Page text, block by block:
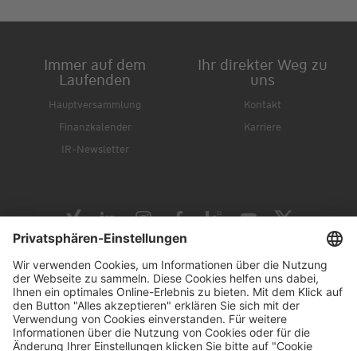
Immer auf dem
Laufenden
Hauptversammlung
Finanzkalender
IR-Newsletter
Ihr direkter Weg zu
uns
Kontakt
Karriere